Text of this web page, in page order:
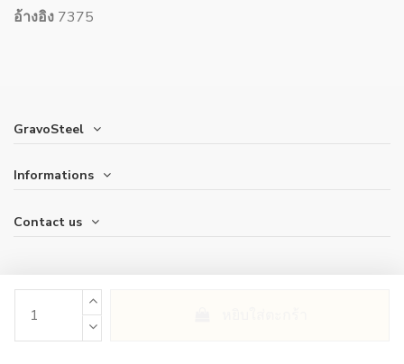
อ้างอิง 7375
GravoSteel
Informations
Contact us
2006-2023 © GravoSteel. Tous droits réservés.